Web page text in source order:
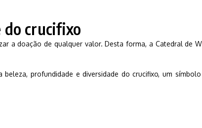
do crucifixo
a doação de qualquer valor. Desta forma, a Catedral de
profundidade e diversidade do crucifixo, um